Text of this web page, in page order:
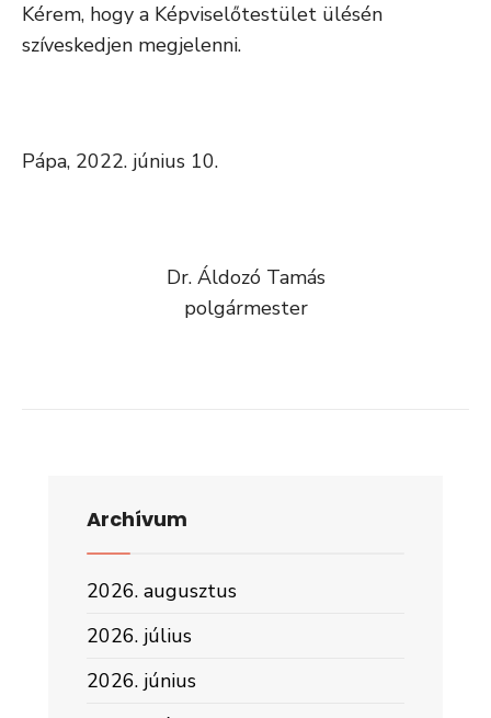
Kérem, hogy a Képviselőtestület ülésén
szíveskedjen megjelenni.
Pápa, 2022. június 10.
Dr. Áldozó Tamás
polgármester
Archívum
2026. augusztus
2026. július
2026. június